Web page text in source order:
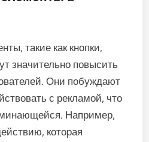
такие как кнопки,
значительно повысить
Они побуждают
с рекламой, что
Например,
которая